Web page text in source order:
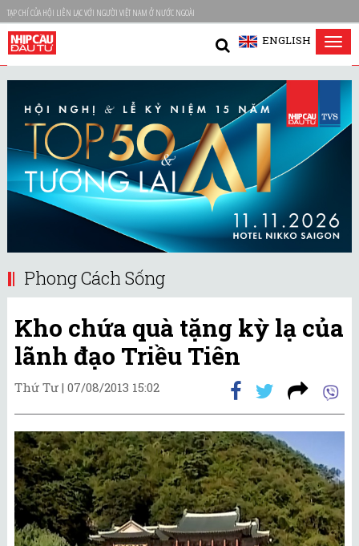
TẠP CHÍ CỦA HỘI LIÊN LẠC VỚI NGƯỜI VIỆT NAM Ở NƯỚC NGOÀI
ENGLISH
Phong Cách Sống
Kho chứa quà tặng kỳ lạ của
lãnh đạo Triều Tiên
Thứ Tư | 07/08/2013 15:02